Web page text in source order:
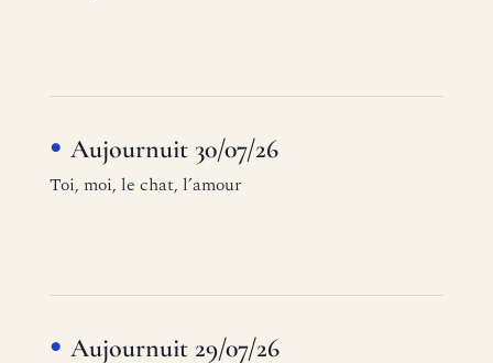
Aujournuit 30/07/26
Toi, moi, le chat, l’amour
Aujournuit 29/07/26